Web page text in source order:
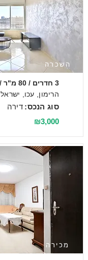
השכרה
3 חדרים / 80 מ"ר / קומה 3
הרימון, עכו, ישראל
דירה סוג הנכס:
₪3,000
מכירה